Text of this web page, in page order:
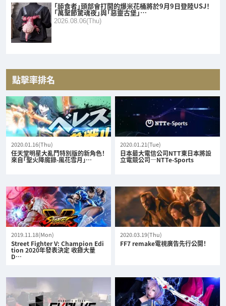
「舔食者」頭部會打開的爆米花桶將於9月9日登陸USJ！
「萬聖節驚魂夜」與「惡靈古堡」…
2026.08.06(Thu)
點擊率排名
2020.01.16(Thu)
任天堂明星大亂鬥特別版的新角色！
來自「聖火降魔錄-風花雪月」…
2020.01.21(Tue)
日本最大電信公司NTT東日本將設
立電競公司—NTTe-Sports
2019.11.18(Mon)
Street Fighter V: Champion Edi
tion 2020年發表決定 收錄大量
D…
2020.03.19(Thu)
FF7 remake電視廣告先行公開！